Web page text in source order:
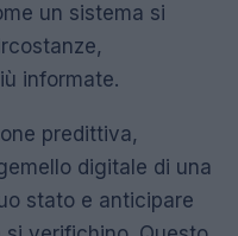
un sistema si
informate.
predittiva,
digitale di una
stato e anticipare